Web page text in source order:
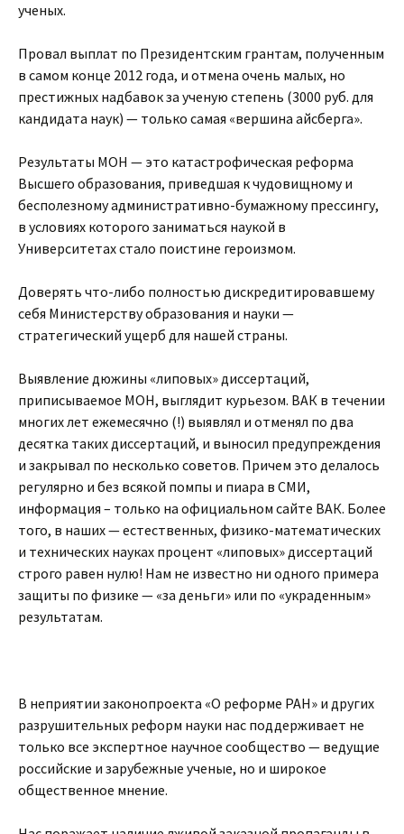
ученых.
Провал выплат по Президентским грантам, полученным
в самом конце 2012 года, и отмена очень малых, но
престижных надбавок за ученую степень (3000 руб. для
кандидата наук) — только самая «вершина айсберга».
Результаты МОН — это катастрофическая реформа
Высшего образования, приведшая к чудовищному и
бесполезному административно-бумажному прессингу,
в условиях которого заниматься наукой в
Университетах стало поистине героизмом.
Доверять что-либо полностью дискредитировавшему
себя Министерству образования и науки —
стратегический ущерб для нашей страны.
Выявление дюжины «липовых» диссертаций,
приписываемое МОН, выглядит курьезом. ВАК в течении
многих лет ежемесячно (!) выявлял и отменял по два
десятка таких диссертаций, и выносил предупреждения
и закрывал по несколько советов. Причем это делалось
регулярно и без всякой помпы и пиара в СМИ,
информация – только на официальном сайте ВАК. Более
того, в наших — естественных, физико-математических
и технических науках процент «липовых» диссертаций
строго равен нулю! Нам не известно ни одного примера
защиты по физике — «за деньги» или по «украденным»
результатам.
В неприятии законопроекта «О реформе РАН» и других
разрушительных реформ науки нас поддерживает не
только все экспертное научное сообщество — ведущие
российские и зарубежные ученые, но и широкое
общественное мнение.